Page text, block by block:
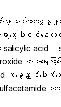
သစ်ဆေးတွေနဲ့ မ
တွေပါဝင်နေတတ်
salicylic acid
ကအရေပြား
ကမွှေးညှင်းပေါ
ကတ